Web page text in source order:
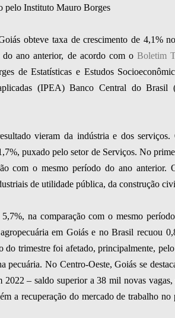
pelo Instituto Mauro Borges
obteve taxa de crescimento de 4,1%
do ano anterior, de acordo com oBoletim
de Estatísticas e Estudos
(IPEA) Banco Central do
vieram da indústria e dos
puxado pelo setor de Serviços. No
com o mesmo período do ano anterior.
de utilidade pública, da construção
na comparação com o mesmo
em Goiás e no Brasil recuou
do trimestre foi afetado, principalmente,
pecuária. No Centro-Oeste, Goiás se
2022 – saldo superior a 38 mil novas
a recuperação do mercado de trabalho